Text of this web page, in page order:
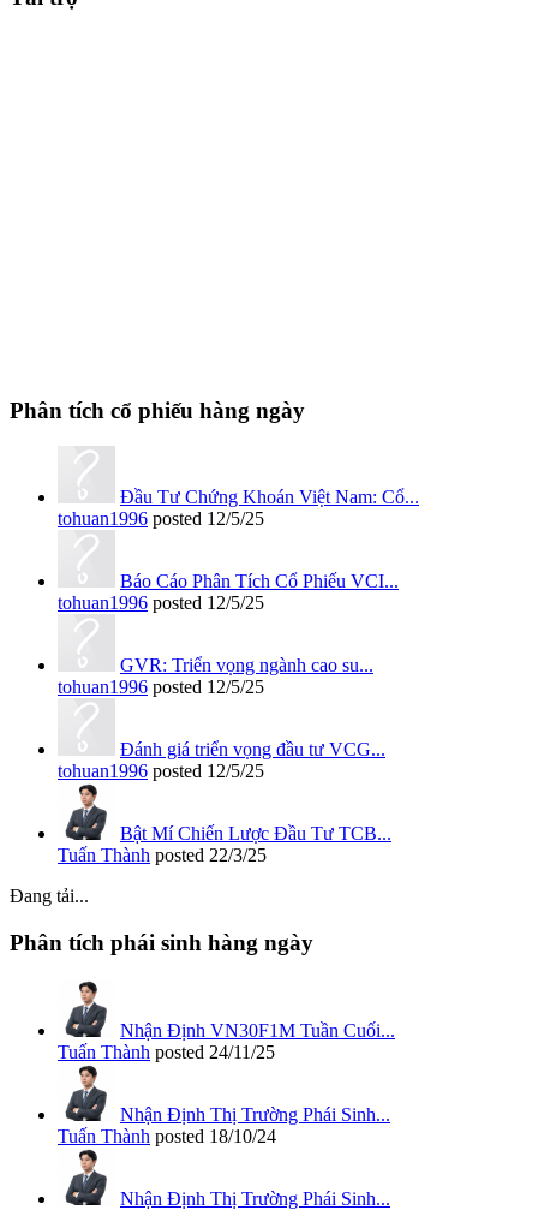
Phân tích cổ phiếu hàng ngày
Đầu Tư Chứng Khoán Việt Nam: Cổ...
tohuan1996 posted 12/5/25
Báo Cáo Phân Tích Cổ Phiếu VCI...
tohuan1996 posted 12/5/25
GVR: Triển vọng ngành cao su...
tohuan1996 posted 12/5/25
Đánh giá triển vọng đầu tư VCG...
tohuan1996 posted 12/5/25
Bật Mí Chiến Lược Đầu Tư TCB...
Tuấn Thành posted 22/3/25
Đang tải...
Phân tích phái sinh hàng ngày
Nhận Định VN30F1M Tuần Cuối...
Tuấn Thành posted 24/11/25
Nhận Định Thị Trường Phái Sinh...
Tuấn Thành posted 18/10/24
Nhận Định Thị Trường Phái Sinh...